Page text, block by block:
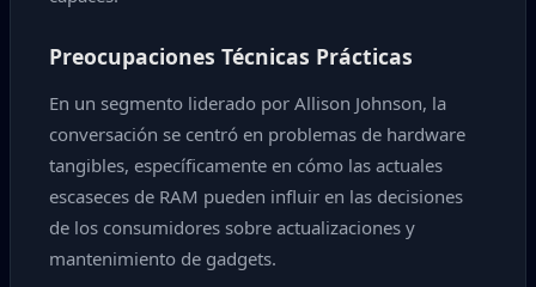
Preocupaciones Técnicas Prácticas
En un segmento liderado por Allison Johnson, la
conversación se centró en problemas de hardware
tangibles, específicamente en cómo las actuales
escaseces de RAM pueden influir en las decisiones
de los consumidores sobre actualizaciones y
mantenimiento de gadgets.